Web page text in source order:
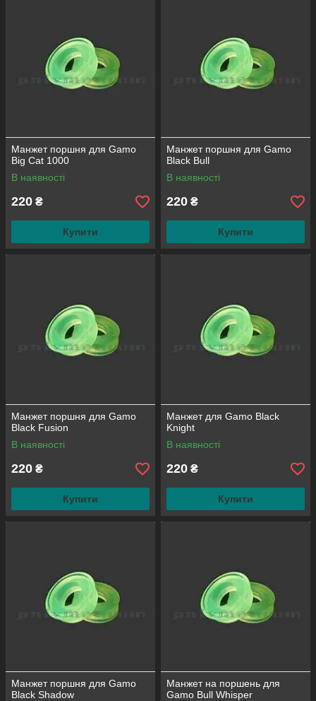
Манжет поршня для Gamo
Big Cat 1000
В наявності
220 ₴
Купити
Манжет поршня для Gamo
Black Bull
В наявності
220 ₴
Купити
Манжет поршня для Gamo
Black Fusion
В наявності
220 ₴
Купити
Манжет для Gamo Black
Knight
В наявності
220 ₴
Купити
Манжет поршня для Gamo
Black Shadow
Манжет на поршень для
Gamo Bull Whisper